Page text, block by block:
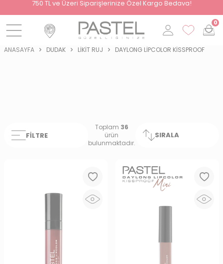
750 TL ve Üzeri Siparişlerinize Özel Kargo Bedava!
0
ANASAYFA DUDAK LIKIT RUJ DAYLONG LIPCOLOR KISSPROOF
FILTRE
Toplam 36
ürün
bulunmaktadır.
SIRALA